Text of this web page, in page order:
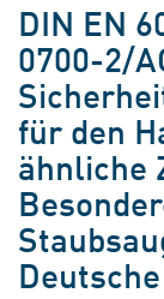
DIN EN
0700-2/
für den
ähnliche